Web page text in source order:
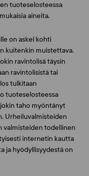
tuoteselosteessa
aineita.
on askel kohti
kuitenkin muistettava,
ravintolisä täysin
ravintolisistä tai
tulkitaan
tuoteselosteessa
taho myöntänyt
Urheiluvalmisteiden
valmisteiden todellinen
internetin kautta
ja hyödyllisyydestä on